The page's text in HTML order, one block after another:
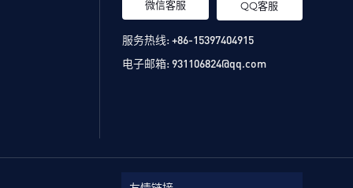
微信客服 QQ客服
服务热线:+86-15397404915
电子邮箱:931106824@qq.com